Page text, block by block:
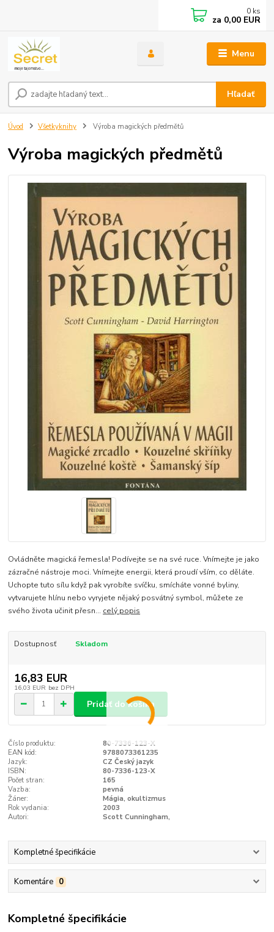
Menu
Hľadať
0 ks
za 0,00 EUR
Úvod Všetkyknihy Výroba magických předmětů
Výroba magických předmětů
Ovládněte magická řemesla! Podívejte se na své ruce. Vnímejte je jako
zázračné nástroje moci. Vnímejte energii, která proudí vším, co děláte.
Uchopte tuto sílu když pak vyrobíte svíčku, smícháte vonné byliny,
vytvarujete hlínu nebo vyryjete nějaký posvátný symbol, můžete ze
svého života učinit přesn... celý popis
Dostupnosť Skladom
16,83 EUR
16,03 EUR bez DPH
Pridať do košíka
Číslo produktu:
80-7336-123-X
EAN kód:
9788073361235
Jazyk:
CZ Český jazyk
ISBN:
80-7336-123-X
Počet stran:
165
Vazba:
pevná
Žáner:
Mágia, okultizmus
Rok vydania:
2003
Autori:
Scott Cunningham,
Kompletné špecifikácie
Komentáre 0
Kompletné špecifikácie